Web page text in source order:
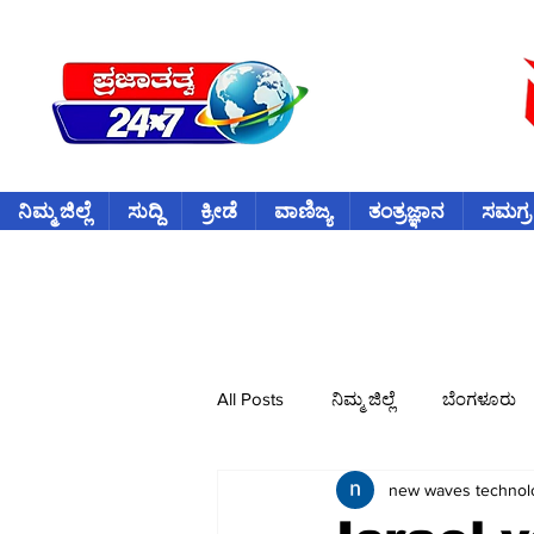
ನಿಮ್ಮ ಜಿಲ್ಲೆ ಸುದ್ದಿ ಕ್ರೀಡೆ ವಾಣಿಜ್ಯ ತಂತ್ರಜ್ಞಾನ
All Posts ನಿಮ್ಮ ಜಿಲ್ಲೆ ಬೆಂಗಳೂರು
ಕ್ರೀಡೆ ಕ್ರಿಕೆಟ್
new waves